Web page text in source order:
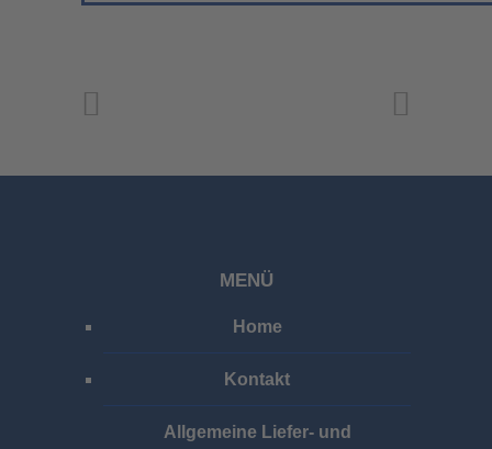
MENÜ
Home
Kontakt
Allgemeine Liefer- und